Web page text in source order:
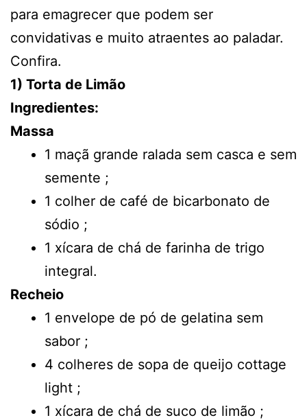
para emagrecer que podem ser
convidativas e muito atraentes ao paladar.
Confira.
1) Torta de Limão
Ingredientes:
Massa
1 maçã grande ralada sem casca e sem
semente ;
1 colher de café de bicarbonato de
sódio ;
1 xícara de chá de farinha de trigo
integral.
Recheio
1 envelope de pó de gelatina sem
sabor ;
4 colheres de sopa de queijo cottage
light ;
1 xícara de chá de suco de limão ;